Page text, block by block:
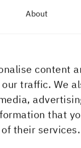
About
content
traffic. We
that
their services.
av bolagets
AB och
information,
hållbarhets-
86 51 12